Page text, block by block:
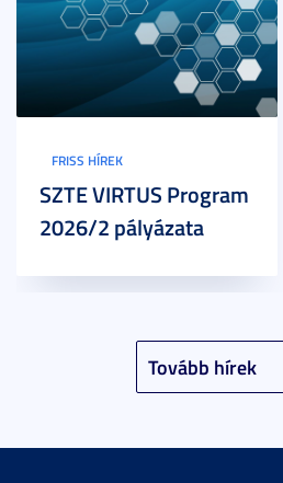
Tovább hírek
FRISS HÍREK
SZTE VIRTUS Program
2026/2 pályázata